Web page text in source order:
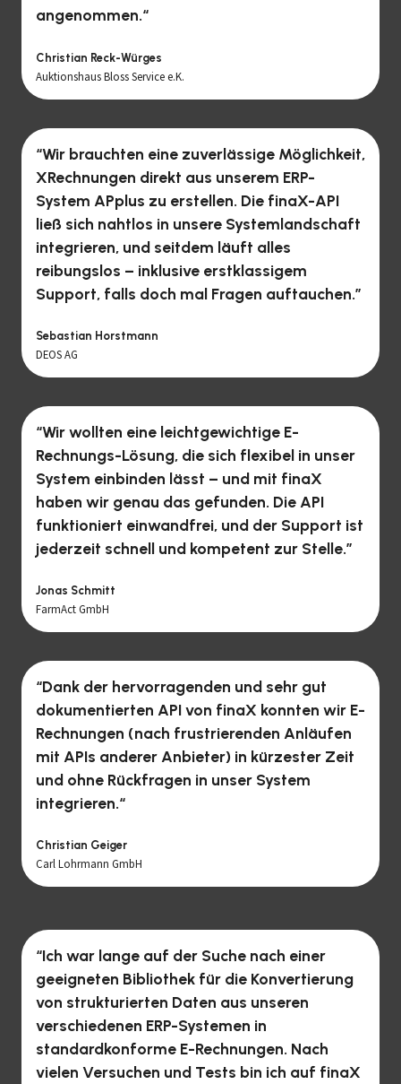
angenommen.“
Christian Reck-Würges
Auktionshaus Bloss Service e.K.
“Wir brauchten eine zuverlässige Möglichkeit,
XRechnungen direkt aus unserem ERP-
System APplus zu erstellen. Die finaX-API
ließ sich nahtlos in unsere Systemlandschaft
integrieren, und seitdem läuft alles
reibungslos – inklusive erstklassigem
Support, falls doch mal Fragen auftauchen.”
Sebastian Horstmann
DEOS AG
“Wir wollten eine leichtgewichtige E-
Rechnungs-Lösung, die sich flexibel in unser
System einbinden lässt – und mit finaX
haben wir genau das gefunden. Die API
funktioniert einwandfrei, und der Support ist
jederzeit schnell und kompetent zur Stelle.”
Jonas Schmitt
FarmAct GmbH
“Dank der hervorragenden und sehr gut
dokumentierten API von finaX konnten wir E-
Rechnungen (nach frustrierenden Anläufen
mit APIs anderer Anbieter) in kürzester Zeit
und ohne Rückfragen in unser System
integrieren.“
Christian Geiger
Carl Lohrmann GmbH
“Ich war lange auf der Suche nach einer
geeigneten Bibliothek für die Konvertierung
von strukturierten Daten aus unseren
verschiedenen ERP-Systemen in
standardkonforme E-Rechnungen. Nach
vielen Versuchen und Tests bin ich auf finaX